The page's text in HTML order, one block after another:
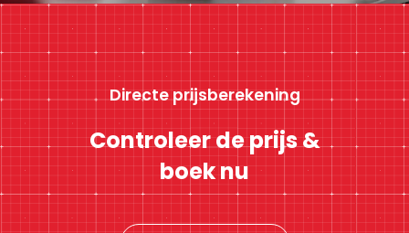
Directe prijsberekening
Controleer de prijs &
boek nu